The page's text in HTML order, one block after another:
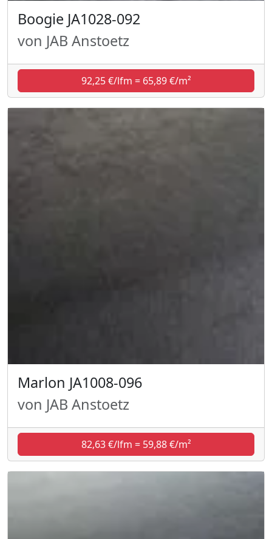
Boogie JA1028-092
von JAB Anstoetz
92,25 €/lfm = 65,89 €/m²
Marlon JA1008-096
von JAB Anstoetz
82,63 €/lfm = 59,88 €/m²